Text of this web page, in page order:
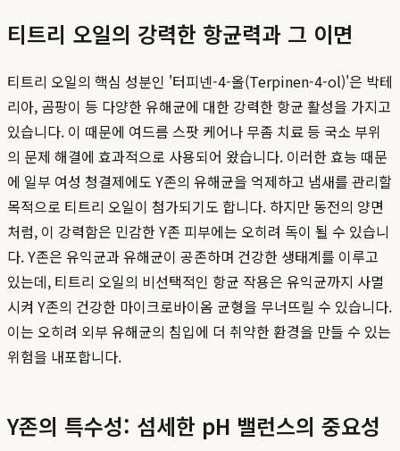
티트리 오일의 강력한 항균력과 그 이면
티트리 오일의 핵심 성분인 '터피넨-4-올(Terpinen-4-ol)'은 박테
리아, 곰팡이 등 다양한 유해균에 대한 강력한 항균 활성을 가지고
있습니다. 이 때문에 여드름 스팟 케어나 무좀 치료 등 국소 부위
의 문제 해결에 효과적으로 사용되어 왔습니다. 이러한 효능 때문
에 일부 여성 청결제에도 Y존의 유해균을 억제하고 냄새를 관리할
목적으로 티트리 오일이 첨가되기도 합니다. 하지만 동전의 양면
처럼, 이 강력함은 민감한 Y존 피부에는 오히려 독이 될 수 있습니
다. Y존은 유익균과 유해균이 공존하며 건강한 생태계를 이루고
있는데, 티트리 오일의 비선택적인 항균 작용은 유익균까지 사멸
시켜 Y존의 건강한 마이크로바이옴 균형을 무너뜨릴 수 있습니다.
이는 오히려 외부 유해균의 침입에 더 취약한 환경을 만들 수 있는
위험을 내포합니다.
Y존의 특수성: 섬세한 pH 밸런스의 중요성